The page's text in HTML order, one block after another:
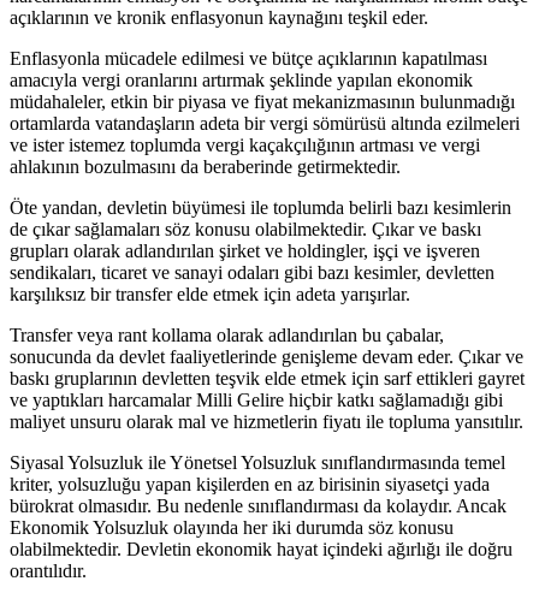
açıklarının ve kronik enflasyonun kaynağını teşkil eder.
Enflasyonla mücadele edilmesi ve bütçe açıklarının kapatılması
amacıyla vergi oranlarını artırmak şeklinde yapılan ekonomik
müdahaleler, etkin bir piyasa ve fiyat mekanizmasının bulunmadığı
ortamlarda vatandaşların adeta bir vergi sömürüsü altında ezilmeleri
ve ister istemez toplumda vergi kaçakçılığının artması ve vergi
ahlakının bozulmasını da beraberinde getirmektedir.
Öte yandan, devletin büyümesi ile toplumda belirli bazı kesimlerin
de çıkar sağlamaları söz konusu olabilmektedir. Çıkar ve baskı
grupları olarak adlandırılan şirket ve holdingler, işçi ve işveren
sendikaları, ticaret ve sanayi odaları gibi bazı kesimler, devletten
karşılıksız bir transfer elde etmek için adeta yarışırlar.
Transfer veya rant kollama olarak adlandırılan bu çabalar,
sonucunda da devlet faaliyetlerinde genişleme devam eder. Çıkar ve
baskı gruplarının devletten teşvik elde etmek için sarf ettikleri gayret
ve yaptıkları harcamalar Milli Gelire hiçbir katkı sağlamadığı gibi
maliyet unsuru olarak mal ve hizmetlerin fiyatı ile topluma yansıtılır.
Siyasal Yolsuzluk ile Yönetsel Yolsuzluk sınıflandırmasında temel
kriter, yolsuzluğu yapan kişilerden en az birisinin siyasetçi yada
bürokrat olmasıdır. Bu nedenle sınıflandırması da kolaydır. Ancak
Ekonomik Yolsuzluk olayında her iki durumda söz konusu
olabilmektedir. Devletin ekonomik hayat içindeki ağırlığı ile doğru
orantılıdır.